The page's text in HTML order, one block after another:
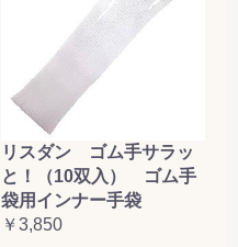
リスダン ゴム手サラッ
と！（10双入） ゴム手
袋用インナー手袋
￥3,850